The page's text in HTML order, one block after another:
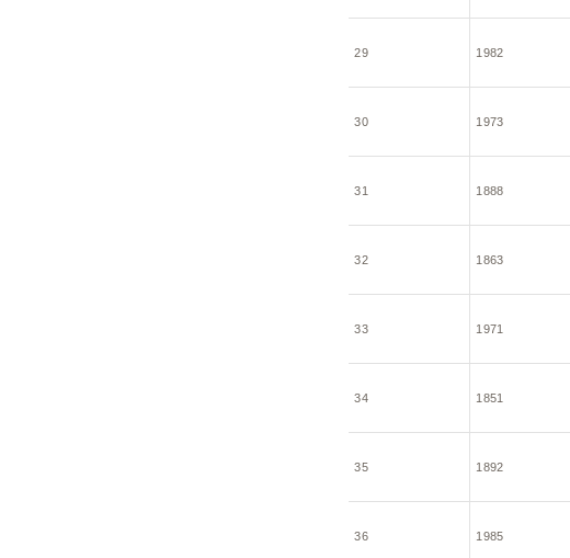
29 1982
30 1973
31 1888
32 1863
33 1971
34 1851
35 1892
36 1985